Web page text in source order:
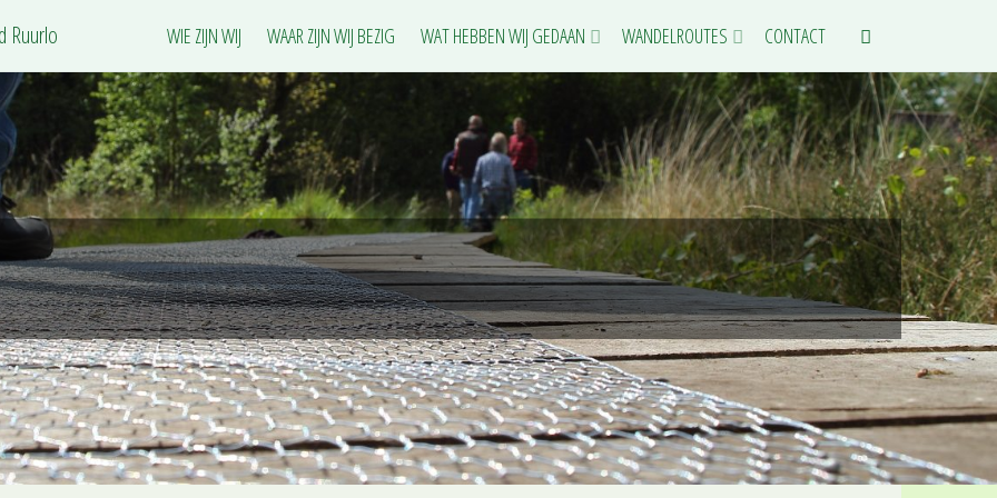
Ruurlo WIE ZIJN WIJ WAAR ZIJN WIJ BEZIG WAT HEBBEN WIJ GEDAAN WANDELROUTES CONTACT